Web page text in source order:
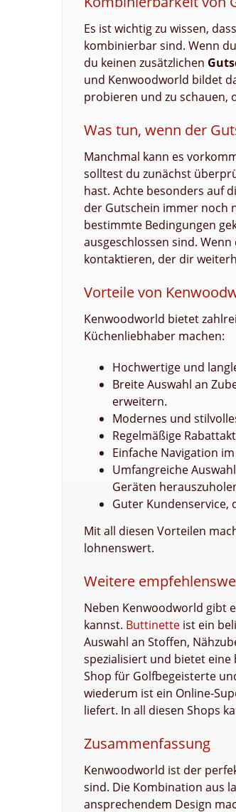
Es ist wichtig zu wissen,
kombinierbar sind. Wenn
du keinen zusätzlichen
und Kenwoodworld bildet
probieren und zu schauen,
Was tun, wenn der
Manchmal kann es
solltest du zunächst
hast. Achte besonders auf
der Gutschein immer noch
bestimmte Bedingungen
ausgeschlossen sind.
kontaktieren, der dir
Vorteile von
Kenwoodworld bietet
Küchenliebhaber machen:
Hochwertige und
Breite Auswahl an
erweitern.
Modernes und
Regelmäßige
Einfache Navigation
Umfangreiche
Geräten
Guter Kundenservice,
Mit all diesen Vorteilen
lohnenswert.
Weitere
Neben Kenwoodworld gibt
kannst. Buttinette ist ein
Auswahl an Stoffen,
spezialisiert und bietet eine
Shop für Golfbegeisterte
wiederum ist ein Online-
liefert. In all diesen Shops
Zusammenfassung
Kenwoodworld ist der
sind. Die Kombination aus
ansprechendem Design